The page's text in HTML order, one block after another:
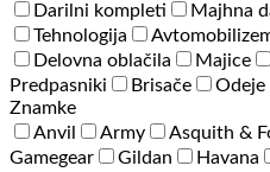
Darilni kompleti
Majhna
Tehnologija
Delovna oblačila
Majice
Predpasniki
Brisače
Odeje
Znamke
Anvil
Army Asquith &
Gamegear
Gildan Havana